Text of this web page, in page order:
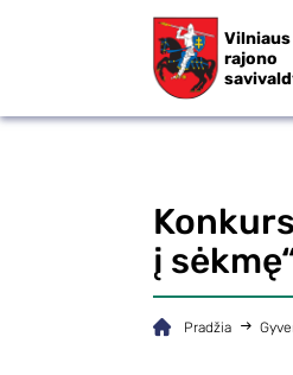
Vilniaus
rajono
į
Pradžia